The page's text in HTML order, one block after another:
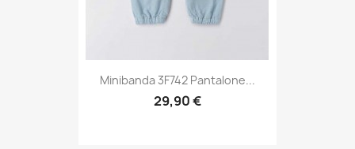
Minibanda 3F742 Pantalone...
29,90 €